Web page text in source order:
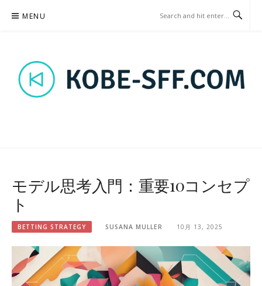
MENU
モデル思考入門：重要10コンセプ
ト
BETTING STRATEGY SUSANA MULLER 10月 13, 2025